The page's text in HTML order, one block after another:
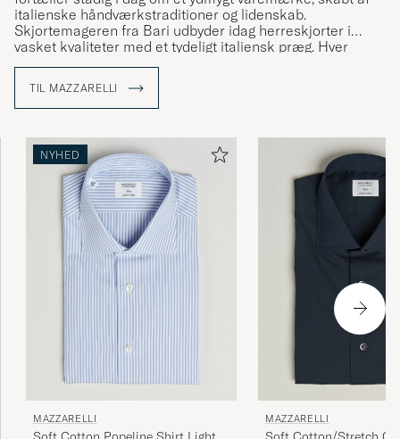
italienske håndværkstraditioner og lidenskab.
Skjortemageren fra Bari udbyder idag herreskjorter i
vasket kvaliteter med et tydeligt italiensk præg. Hver
skjorte er mønsterkonstrueret, skåret og sydet af
udføres i hånden og alle komponenter vælges med
største omhu.
Udforsk et håndplukket udvalg af skjorter fra Mazzarelli
med os.
TIL MAZZARELLI
NYHED
MAZZARELLI MAZZARELLI